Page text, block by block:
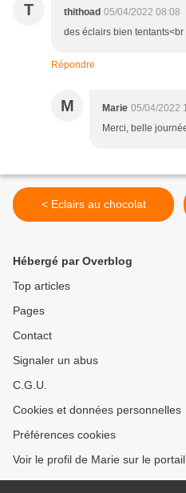
T thithoad 05/04/2022 08:08
des éclairs bien
Répondre
M Marie 05/04/2022
Merci, belle
< Eclairs au chocolat
Hébergé par Overblog
Top articles
Pages
Contact
Signaler un abus
C.G.U.
Cookies et données personnelles
Préférences cookies
Voir le profil de Marie sur le